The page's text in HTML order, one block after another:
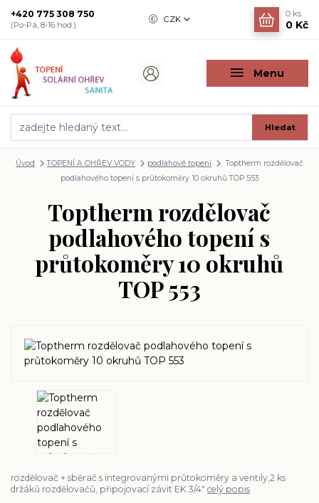
Menu
CZK
Hledat
+420 775 308 750
(Po-Pá, 8-16 hod.)
0 ks
0 Kč
Úvod TOPENÍ A OHŘEV VODY podlahové topení
Toptherm rozdělovač
podlahového topení s průtokoměry 10 okruhů TOP 553
Toptherm rozdělovač
podlahového topení s
průtokoměry 10 okruhů
TOP 553
rozdělovač + sběrač s integrovanými průtokoměry a ventily,2 ks
držáků rozdělovačů, připojovací závit EK 3/4" celý popis